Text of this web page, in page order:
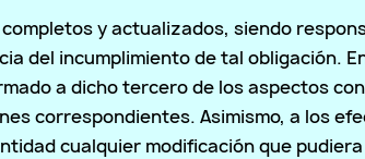
y actualizados, siendo
del incumplimiento de tal obligación.
a dicho tercero de los aspectos
correspondientes. Asimismo, a los
cualquier modificación que